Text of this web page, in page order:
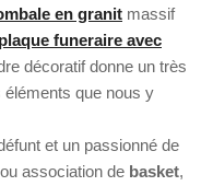
en granit massif
plaque funeraire avec
décoratif donne un très
éléments que nous y
et un passionné de
association de basket,